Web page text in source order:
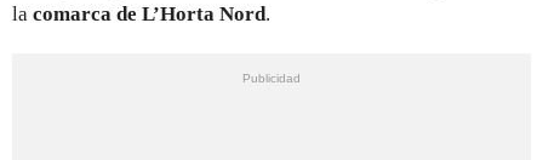
la comarca de L’Horta Nord.